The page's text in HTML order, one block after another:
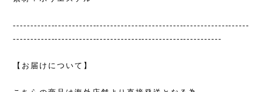
--------------------------------------------------------------------
------------------------------------------------------------
【お届けについて】